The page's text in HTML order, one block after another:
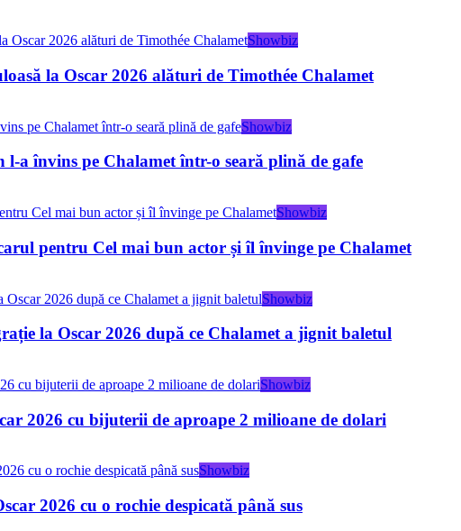
Showbiz
la Oscar 2026 alături de Timothée Chalamet
Showbiz
l-a învins pe Chalamet într-o seară plină de gafe
Showbiz
pentru Cel mai bun actor și îl învinge pe Chalamet
Showbiz
la Oscar 2026 după ce Chalamet a jignit baletul
Showbiz
2026 cu bijuterii de aproape 2 milioane de dolari
Showbiz
2026 cu o rochie despicată până sus